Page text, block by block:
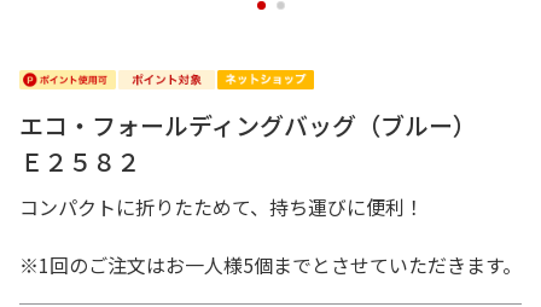
1 2
エコ・フォールディングバッグ（ブルー）
Ｅ２５８２
コンパクトに折りたためて、持ち運びに便利！
※1回のご注文はお一人様5個までとさせていただきます。